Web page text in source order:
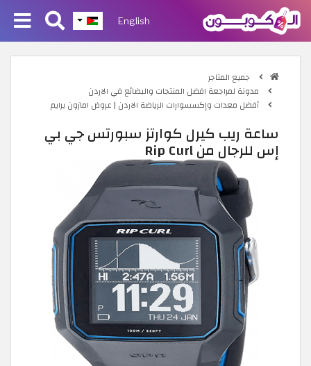
English
جميع المتاجر
مدونة لمراجعة افضل المنتجات والبضائع في الاردن
أفضل معدات وإكسسوارات الرياضة الاردن | عروض امازون برايم
ساعة ريب كيرل كوارتز سبورتس جي بي
إس للرجال من Rip Curl